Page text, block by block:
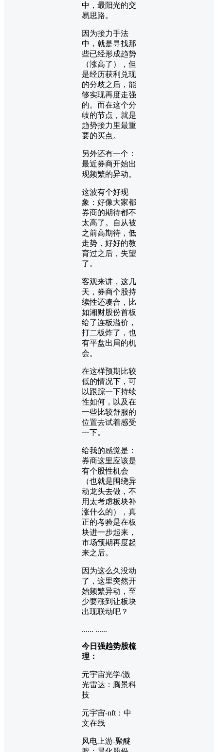
中，最阳光的交
易思路。
因为接力手法
中，就是寻找那
些已经形成趋势
（涨高了），但
是经历获利兑现
的分歧之后，能
够实现再度走强
的。而在这个分
歧的节点，就是
趋势接力里最重
要的买点。
另外还有一个：
最近券商开始出
现频繁的异动。
这波有个好现
象：好像大家都
券商的期待都不
太高了。自从被
之前高期待，低
走势，好好的教
育过之后，失望
了。
客观来讲，这几
天，券商个股持
续性还凑合，比
如湘财股份首板
给了连板溢价，
打二板炸了，也
有平盘出局的机
会。
在这样预期比较
低的情况下，可
以跟踪一下持续
性如何，以及在
一些比较舒服的
位置去试着感受
一下。
给我的感觉是：
券商这里应该是
有个股性机会
（也就是围绕异
动龙头去做，不
用太考虑板块补
涨什么的），真
正的考验是在板
块进一步起来，
市场预期再度起
来之后。
因为这么久没动
了，这里突然开
始频繁异动，至
少要涨到让板块
出现联动吧？
...... ......
今日强趋势股梳
理：
元宇宙光学/激
光雷达：腾景科
技
元宇宙-nft：中
文在线
风电上游-聚醚